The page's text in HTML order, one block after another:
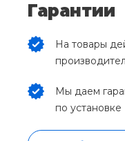
Гарантии
На товары
Мы даем
по установке